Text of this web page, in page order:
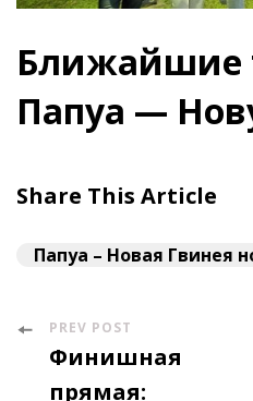
Ближайшие
Папуа —
Share This Article
Папуа – Новая Гвинея
Post
Navigation
PREV POST
Финишная
прямая: